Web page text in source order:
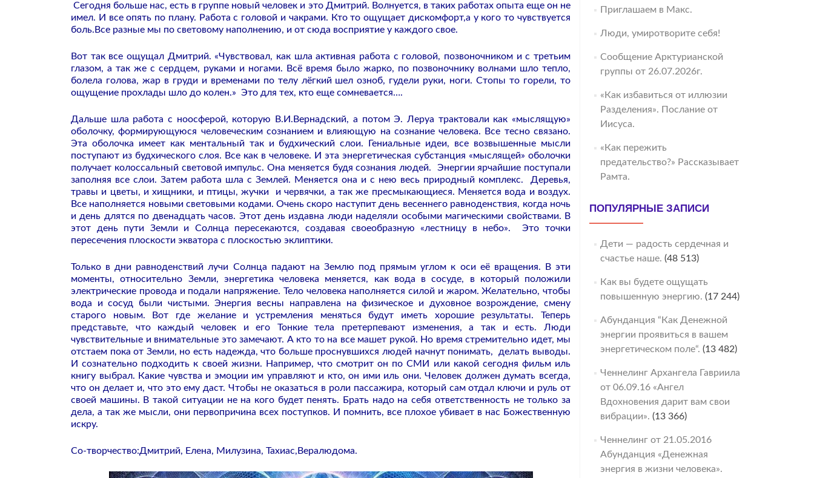
Сегодня больше нас, есть в группе новый человек и это Дмитрий. Волнуется, в таких работах опыта еще он не
имел. И все опять по плану. Работа с головой и чакрами. Кто то ощущает дискомфорт,а у кого то чувствуется
боль.Все разные мы по световому наполнению, и от сюда восприятие у каждого свое.
Вот так все ощущал Дмитрий. «Чувствовал, как шла активная работа с головой, позвоночником и с третьим
глазом, а так же с сердцем, руками и ногами. Всё время было жарко, по позвоночнику волнами шло тепло,
болела голова, жар в груди и временами по телу лёгкий шел озноб, гудели руки, ноги. Стопы то горели, то
ощущение прохлады шло до колен.» Это для тех, кто еще сомневается….
Дальше шла работа с ноосферой, которую В.И.Вернадский, а потом Э. Леруа трактовали как «мыслящую»
оболочку, формирующуюся человеческим сознанием и влияющую на сознание человека. Все тесно связано.
Эта оболочка имеет как ментальный так и будхический слои. Гениальные идеи, все возвышенные мысли
поступают из будхического слоя. Все как в человеке. И эта энергетическая субстанция «мыслящей» оболочки
получает колоссальный световой импульс. Она меняется будя сознания людей. Энергии ярчайшие поступали
заполняя все слои. Затем работа шла с Землей. Меняется она и с нею весь природный комплекс. Деревья,
травы и цветы, и хищники, и птицы, жучки и червячки, а так же пресмыкающиеся. Меняется вода и воздух.
Все наполняется новыми световыми кодами. Очень скоро наступит день весеннего равноденствия, когда ночь
и день длятся по двенадцать часов. Этот день издавна люди наделяли особыми магическими свойствами. В
этот день пути Земли и Солнца пересекаются, создавая своеобразную «лестницу в небо». Это точки
пересечения плоскости экватора с плоскостью эклиптики.
Только в дни равноденствий лучи Солнца падают на Землю под прямым углом к оси её вращения. В эти
моменты, относительно Земли, энергетика человека меняется, как вода в сосуде, в который положили
электрические провода и подали напряжение. Тело человека наполняется силой и жаром. Желательно, чтобы
вода и сосуд были чистыми. Энергия весны направлена на физическое и духовное возрождение, смену
старого новым. Вот где желание и устремления меняться будут иметь хорошие результаты. Теперь
представьте, что каждый человек и его Тонкие тела претерпевают изменения, а так и есть. Люди
чувствительные и внимательные это замечают. А кто то на все машет рукой. Но время стремительно идет, мы
отстаем пока от Земли, но есть надежда, что больше проснувшихся людей начнут понимать, делать выводы.
И сознательно подходить к своей жизни. Например, что смотрит он по СМИ или какой сегодня фильм иль
книгу выбрал. Какие чувства и эмоции им управляют и кто, он ими иль они. Человек должен думать всегда,
что он делает и, что это ему даст. Чтобы не оказаться в роли пассажира, который сам отдал ключи и руль от
своей машины. В такой ситуации не на кого будет пенять. Брать надо на себя ответственность не только за
дела, а так же мысли, они первопричина всех поступков. И помнить, все плохое убивает в нас Божественную
искру.
Со-творчество:Дмитрий, Елена, Милузина, Тахиас,Вералюдома.
Приглашаем в Макс.
Люди, умиротворите себя!
Сообщение Арктурианской
группы от 26.07.2026г.
«Как избавиться от иллюзии
Разделения». Послание от
Иисуса.
«Как пережить
предательство?» Рассказывает
Рамта.
ПОПУЛЯРНЫЕ ЗАПИСИ
Дети — радость сердечная и
счастье наше. (48 513)
Как вы будете ощущать
повышенную энергию. (17 244)
Абунданция “Как Денежной
энергии проявиться в вашем
энергетическом поле“. (13 482)
Ченнелинг Архангела Гавриила
от 06.09.16 «Ангел
Вдохновения дарит вам свои
вибрации». (13 366)
Ченнелинг от 21.05.2016
Абунданция «Денежная
энергия в жизни человека».